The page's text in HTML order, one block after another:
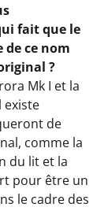
fait que le
ce nom
?
Mk I et la
existe
de
comme la
du lit et la
pour être un
le cadre des